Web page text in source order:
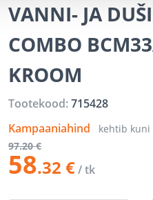
VANNI- JA
COMBO
KROOM
Tootekood:715428
Kampaaniahind
kehtib kuni
97.20 €
58.32 €/ tk